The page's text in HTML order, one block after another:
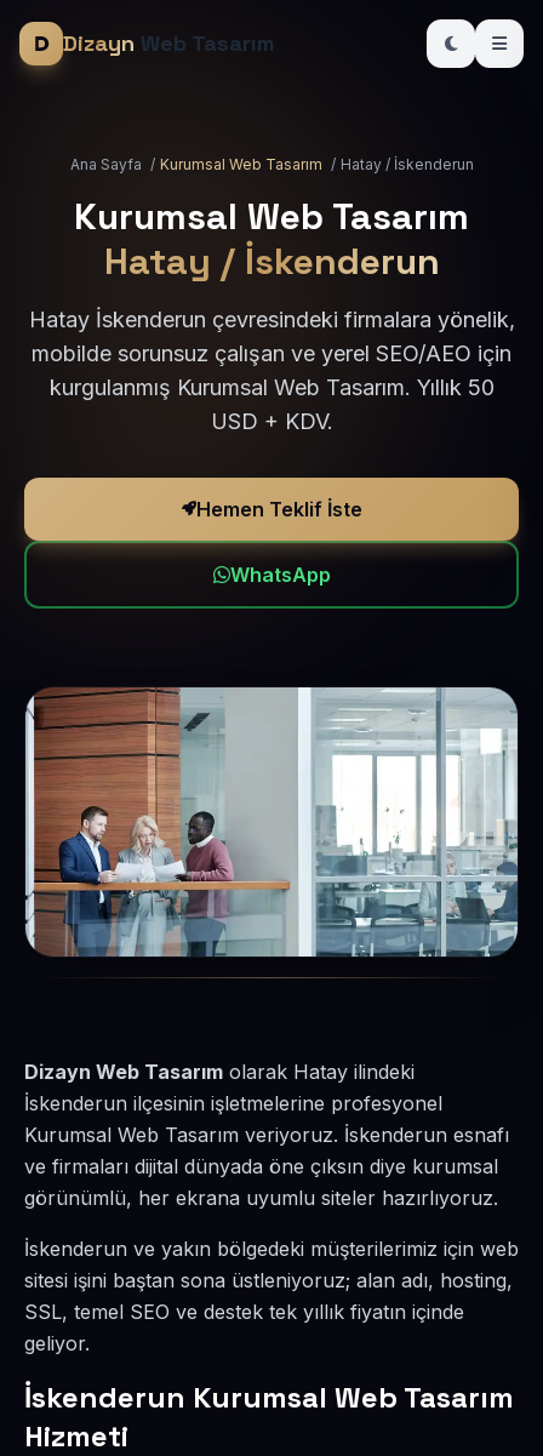
Dizayn Web Tasarım
Ana Sayfa / Kurumsal Web Tasarım / Hatay / İskenderun
Kurumsal Web Tasarım
Hatay / İskenderun
Hatay İskenderun çevresindeki firmalara yönelik,
mobilde sorunsuz çalışan ve yerel SEO/AEO için
kurgulanmış Kurumsal Web Tasarım. Yıllık 50
USD + KDV.
Hemen Teklif İste
WhatsApp
Dizayn Web Tasarım olarak Hatay ilindeki
İskenderun ilçesinin işletmelerine profesyonel
Kurumsal Web Tasarım veriyoruz. İskenderun esnafı
ve firmaları dijital dünyada öne çıksın diye kurumsal
görünümlü, her ekrana uyumlu siteler hazırlıyoruz.
İskenderun ve yakın bölgedeki müşterilerimiz için web
sitesi işini baştan sona üstleniyoruz; alan adı, hosting,
SSL, temel SEO ve destek tek yıllık fiyatın içinde
geliyor.
İskenderun Kurumsal Web Tasarım
Hizmeti